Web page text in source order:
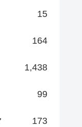
15
164
1,438
99
173